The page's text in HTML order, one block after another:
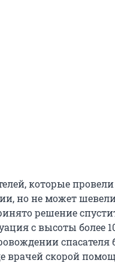
которые
но не может
решение
с высоты более
врачей скорой